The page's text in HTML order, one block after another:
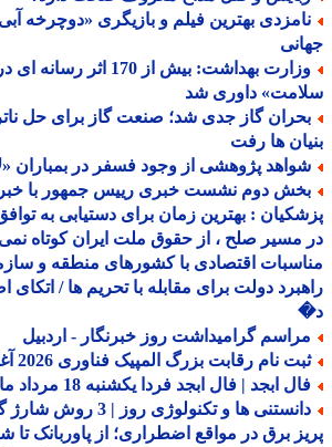
وزارت بهداشت: بیش از 170 اثر
داوری شد
گاز جدی شد؛ صنعت گاز برای حل
ها رفت
پژوهشی از وجود فسفر در بمباران
دوم نشست خبری رییس جمهور با
: بهترین زمان برای دستیابی به توافق
مسیر صلح ، از حقوق ملت ایران کوتاه نمی
اقتصادی با کشورهای منطقه و
دولت برای مقابله با تحریم ها / اتکای
گرامیداشت روز خبرنگار - اردبیل
نام رقابت بزرگ المپیک فناوری 2026 آغاز شد
ابجد | فال ابجد فردا یکشنبه 18 مرداد ماه 1405
دانستنی ها و تکنولوژی روز |
برق در مواقع اضطراری؛ از پاوربانک تا